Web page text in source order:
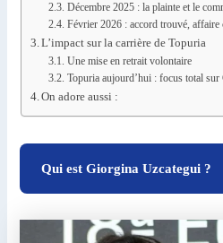
Décembre 2025 : la plainte et le
Février 2026 : accord trouvé, affaire
L’impact sur la carrière de Topuria
Une mise en retrait volontaire
Topuria aujourd’hui : focus total sur
On adore aussi :
Qui est Giorgina Uzcategui ?